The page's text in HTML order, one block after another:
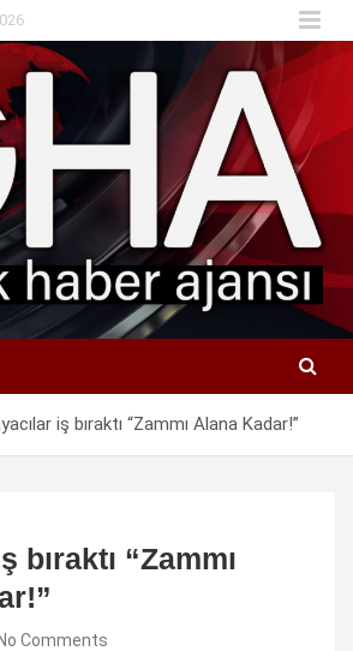
iş bıraktı “Zammı Alana Kadar!”
bıraktı “Zammı
No Comments